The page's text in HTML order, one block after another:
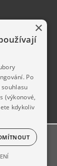
×
Po
(výkonové,
kdykoliv